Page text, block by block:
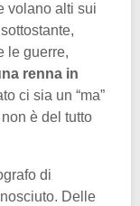
volano alti sui
le guerre,
renna in
ci sia un “ma”
è del tutto
di
Delle